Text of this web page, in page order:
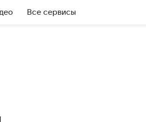
Все сервисы